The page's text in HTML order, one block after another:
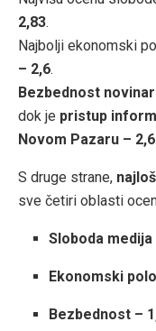
2,83.
Najbolji ekonomski
– 2,6.
Bezbednost
dok je pristup
Novom Pazaru – 2,6.
S druge strane,
sve četiri oblasti
Sloboda medija
Ekonomski
Bezbednost –